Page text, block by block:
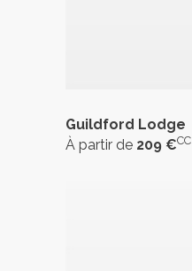
Guildford Lodge
À partir de 209 €CC